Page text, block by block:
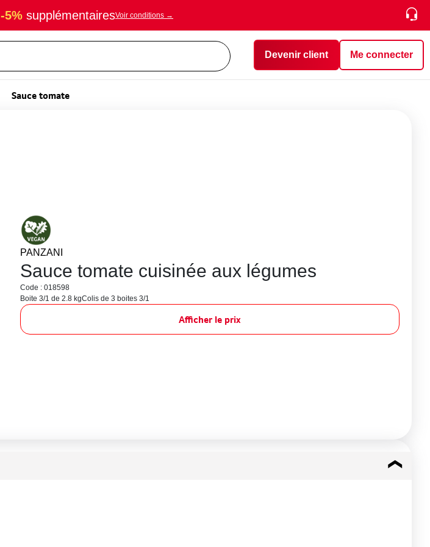
-5% supplémentairesVoir conditions →
Devenir client Me connecter
Sauce tomate
PANZANI
Sauce tomate cuisinée aux légumes
Code : 018598
Boite 3/1 de 2.8 kgColis de 3 boites 3/1
Afficher le prix